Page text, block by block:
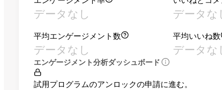
データなし データな
平均エンゲージメント数
データなし
平均いいね数
データな
エンゲージメント分析ダッシュボード
試用プログラムのアンロックの申請に進む。